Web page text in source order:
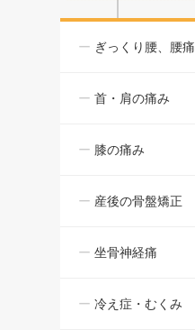
ぎっくり腰、腰痛
首・肩の痛み
膝の痛み
産後の骨盤矯正
坐骨神経痛
冷え症・むくみ